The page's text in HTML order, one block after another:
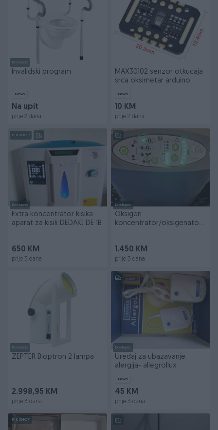
Dostupno
Invalidski program
Novo
Na upit
prije 2 dana
MAX30102 senzor otkucaja
srca oksimetar arduino
Novo
10 KM
prije 2 dana
PIK SHOP
Dostupno
Extra koncentrator kisika
aparat za kisik DEDAKJ DE 1B
650 KM
prije 3 dana
Dostupno
Oksigen
koncentrator/oksigenator /
1.450 KM
prije 3 dana
Dostupno
ZEPTER Bioptron 2 lampa
2.998,95 KM
prije 3 dana
Dostupno
Uređaj za ubazavanje
alergija- allegrollux
Novo
45 KM
prije 3 dana
PIK SHOP